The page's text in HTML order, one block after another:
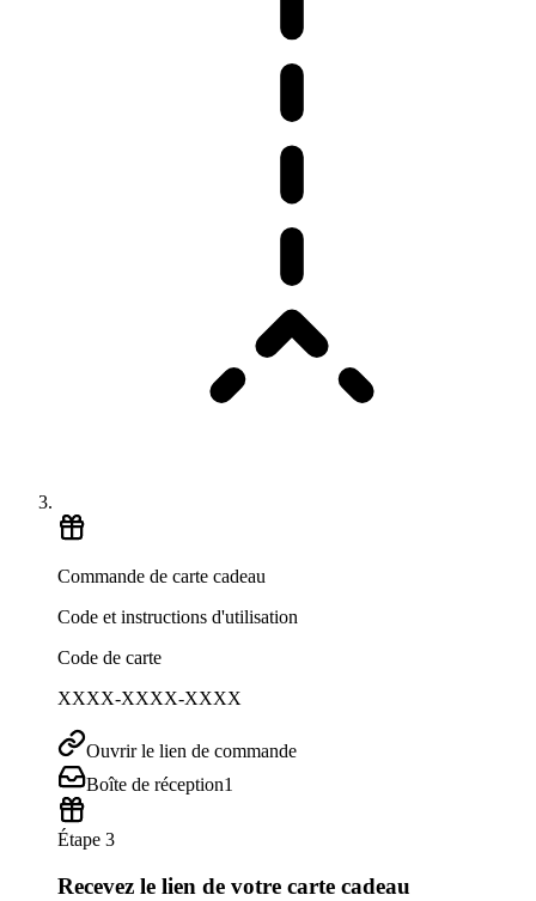
Commande de carte cadeau
Code et instructions d'utilisation
Code de carte
XXXX-XXXX-XXXX
Ouvrir le lien de commande
Boîte de réception1
Étape 3
Recevez le lien de votre carte cadeau